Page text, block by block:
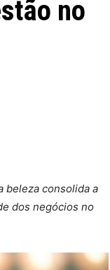
no
beleza consolida a
dos negócios no